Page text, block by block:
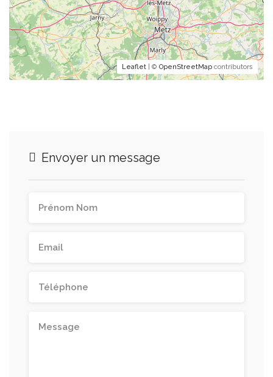
Leaflet | © OpenStreetMap contributors
Envoyer un message